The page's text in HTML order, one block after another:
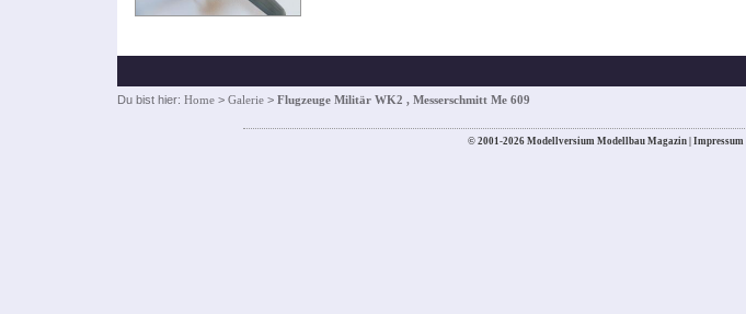
Du bist hier: Home > Galerie > Flugzeuge Militär WK2 , Messerschmitt Me 609
© 2001-2026 Modellversium Modellbau Magazin | Impressum|